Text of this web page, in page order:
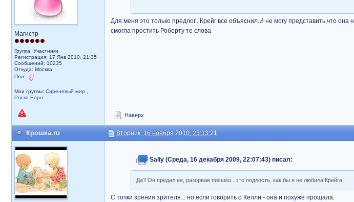
Магистр
Группа: Участники
Регистрация: 17 Янв 2010, 21:35
Сообщений: 10235
Откуда: Москва
Пол:
Мои группы: Сиреневый мир
Роско Борн
Для меня это только предлог.. Крейг все объяснил.И не могу представить,что
смогла простить Роберту те слова
Наверх
Крошка.ru Вторник, 16 ноября 2010, 23:13:21
Sally (Среда, 16 декабря 2009, 22:07:43) писал:
Да? Он предал ее, разорвав письмо...это подлость, как бы я не любила Крейга.
С точки зрения зрителя... но если говорить о Келли - она и похуже прощала.